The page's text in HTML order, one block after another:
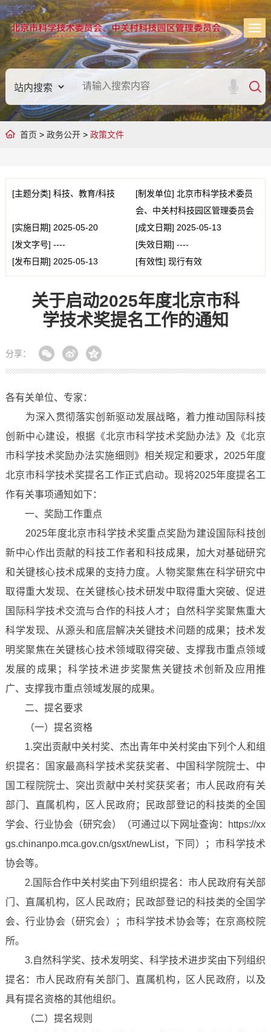
首页 > 政务公开> 政策文件
[主题分类] 科技、教育/科技 [制发单位] 北京市科学技术委员
会、中关村科技园区管理委员会
[实施日期] 2025-05-20 [成文日期] 2025-05-13
[发文字号] ---- [失效日期] ----
[发布日期] 2025-05-13 [有效性] 现行有效
关于启动2025年度北京市科
学技术奖提名工作的通知
分享：
各有关单位、专家：
为深入贯彻落实创新驱动发展战略，着力推动国际科技
创新中心建设，根据《北京市科学技术奖励办法》及《北京
市科学技术奖励办法实施细则》相关规定和要求，2025年度
北京市科学技术奖提名工作正式启动。现将2025年度提名工
作有关事项通知如下：
一、奖励工作重点
2025年度北京市科学技术奖重点奖励为建设国际科技创
新中心作出贡献的科技工作者和科技成果，加大对基础研究
和关键核心技术成果的支持力度。人物奖聚焦在科学研究中
取得重大发现、在关键核心技术研发中取得重大突破、促进
国际科学技术交流与合作的科技人才；自然科学奖聚焦重大
科学发现、从源头和底层解决关键技术问题的成果；技术发
明奖聚焦在关键核心技术领域取得突破、支撑我市重点领域
发展的成果；科学技术进步奖聚焦关键技术创新及应用推
广、支撑我市重点领域发展的成果。
二、提名要求
（一）提名资格
1.突出贡献中关村奖、杰出青年中关村奖由下列个人和组
织提名：国家最高科学技术奖获奖者、中国科学院院士、中
国工程院院士、突出贡献中关村奖获奖者；市人民政府有关
部门、直属机构，区人民政府；民政部登记的科技类的全国
学会、行业协会（研究会）（可通过以下网址查询：https://xx
gs.chinanpo.mca.gov.cn/gsxt/newList，下同）；市科学技术
协会等。
2.国际合作中关村奖由下列组织提名：市人民政府有关部
门、直属机构，区人民政府；民政部登记的科技类的全国学
会、行业协会（研究会）；市科学技术协会等；在京高校院
所。
3.自然科学奖、技术发明奖、科学技术进步奖由下列组织
提名：市人民政府有关部门、直属机构，区人民政府，以及
具有提名资格的其他组织。
（二）提名规则